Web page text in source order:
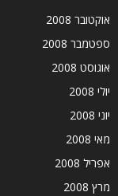
אוקטובר 2008
ספטמבר 2008
אוגוסט 2008
יולי 2008
יוני 2008
מאי 2008
אפריל 2008
מרץ 2008